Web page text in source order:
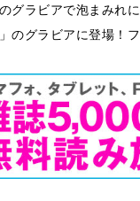
グラビアで泡まみれ
のグラビアに登場！